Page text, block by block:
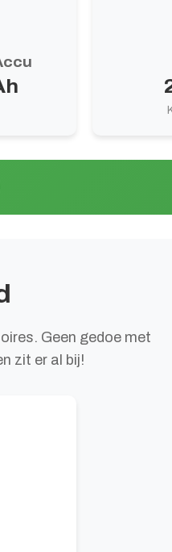
Geen gedoe met
zit er al bij!